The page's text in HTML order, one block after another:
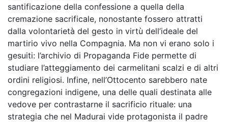
santificazione della confessione a quella della
cremazione sacrificale, nonostante fossero attratti
dalla volontarietà del gesto in virtù dell’ideale del
martirio vivo nella Compagnia. Ma non vi erano solo i
gesuiti: l’archivio di Propaganda Fide permette di
studiare l’atteggiamento dei carmelitani scalzi e di altri
ordini religiosi. Infine, nell’Ottocento sarebbero nate
congregazioni indigene, una delle quali destinata alle
vedove per contrastarne il sacrificio rituale: una
strategia che nel Madurai vide protagonista il padre